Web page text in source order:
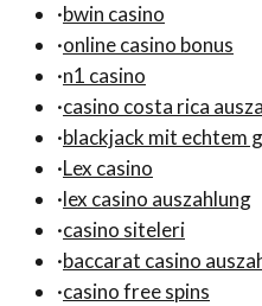
·bwin casino
·online casino bonus
·n1 casino
·casino costa rica
·blackjack mit echtem
·Lex casino
·lex casino auszahlung
·casino siteleri
·baccarat casino
·casino free spins